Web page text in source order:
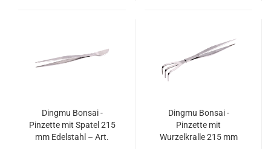
Dingmu Bonsai -
Pinzette mit Spatel 215
mm Edelstahl – Art.
Dingmu Bonsai -
Pinzette mit
Wurzelkralle 215 mm